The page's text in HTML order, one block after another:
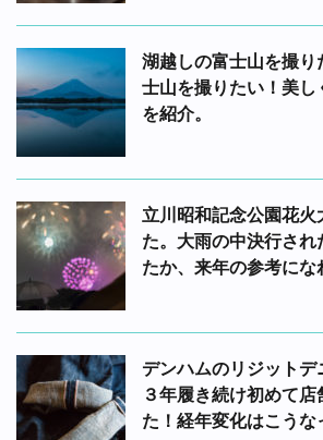
湖越しの富士山を撮り
士山を撮りたい！美し
を紹介。
立川昭和記念公園花火
た。大雨の中決行され
たか、来年の参考にな
デンハムのリジットデ
３年履き続け初めて
た！経年変化はこうな